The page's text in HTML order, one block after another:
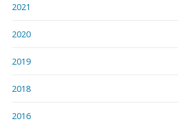
2021
2020
2019
2018
2016